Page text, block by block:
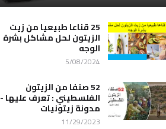
25 قناعا طبيعيا من زيت
الزيتون لحل مشاكل بشرة
الوجه
5/08/2024
52 صنفا من الزيتون
الفلسطيني : تعرف عليها -
مدونة زيتونيات
11/29/2023